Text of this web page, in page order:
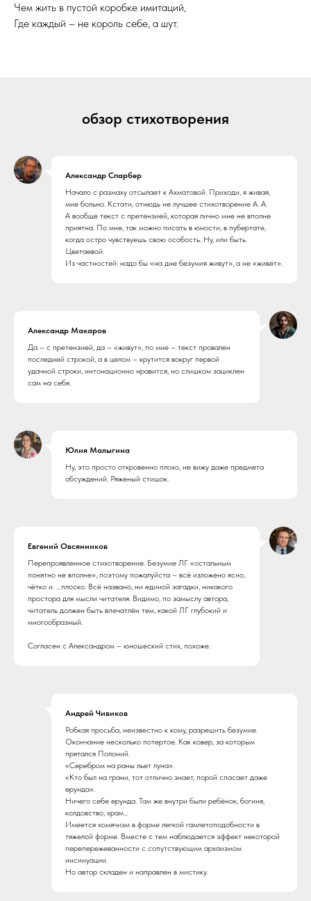
Чем жить в пустой коробке имитаций,
Где каждый – не король себе, а шут.
обзор стихотворения
Александр Спарбер
Начало с размаху отсылает к Ахматовой. Приходи, я живая,
мне больно. Кстати, отнюдь не лучшее стихотворение А. А.
А вообще текст с претензией, которая лично мне не вполне
приятна. По мне, так можно писать в юности, в пубертате,
когда остро чувствуешь свою особость. Ну, или быть
Цветаевой.
Из частностей: надо бы «на дне безумия живут», а не «живёт».
Александр Макаров
Да – с претензией, да – «живут», по мне – текст провален
последней строкой, а в целом – крутится вокруг первой
удачной строки, интонационно нравится, но слишком зациклен
сам на себя.
Юлия Малыгина
Ну, это просто откровенно плохо, не вижу даже предмета
обсуждений. Ряженый стишок.
Евгений Овсянников
Перепроявленное стихотворение. Безумие ЛГ «остальным
понятно не вполне», поэтому пожалуйста – всё изложено ясно,
чётко и. …плоско. Всё названо, ни единой загадки, никакого
простора для мысли читателя. Видимо, по замыслу автора,
читатель должен быть впечатлён тем, какой ЛГ глубокий и
многообразный.
Согласен с Александром – юношеский стих, похоже.
Андрей Чивиков
Робкая просьба, неизвестно к кому, разрешить безумие.
Окончание несколько потертое. Как ковер, за которым
прятался Полоний.
«‎Серебром на раны льет луна»‎.
«‎Кто был на грани, тот отлично знает, порой спасает даже
ерунда»‎.
Ничего себе ерунда. Там же внутри были ребёнок, богиня,
колдовство, храм...
Имеется хомячизм в форме легкой гамлетоподобности в
тяжелой форме. Вместе с тем наблюдается эффект некоторой
перепережеванности с сопутствующим архаизмом
инсинуации.
Но автор складен и направлен в мистику.